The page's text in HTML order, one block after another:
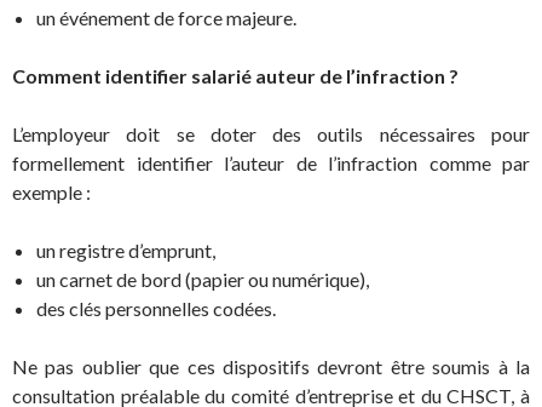
un événement de force majeure.
Comment identifier salarié auteur de l’infraction ?
L’employeur doit se doter des outils nécessaires pour
formellement identifier l’auteur de l’infraction comme par
exemple :
un registre d’emprunt,
un carnet de bord (papier ou numérique),
des clés personnelles codées.
Ne pas oublier que ces dispositifs devront être soumis à la
consultation préalable du comité d’entreprise et du CHSCT, à